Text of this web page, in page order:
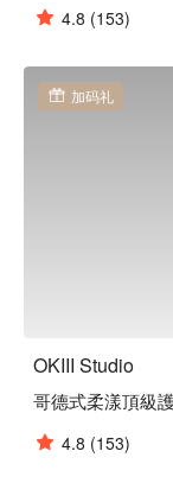
4.8 (153)
加码礼
OKIII Studio
哥德式柔漾頂級
4.8 (153)